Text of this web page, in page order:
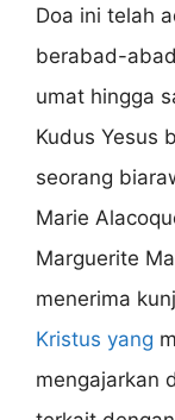
Doa ini telah
berabad-
umat hingga
Kudus Yesus
seorang
Marie
Marguerite
menerima
Kristus yang
mengajarkan